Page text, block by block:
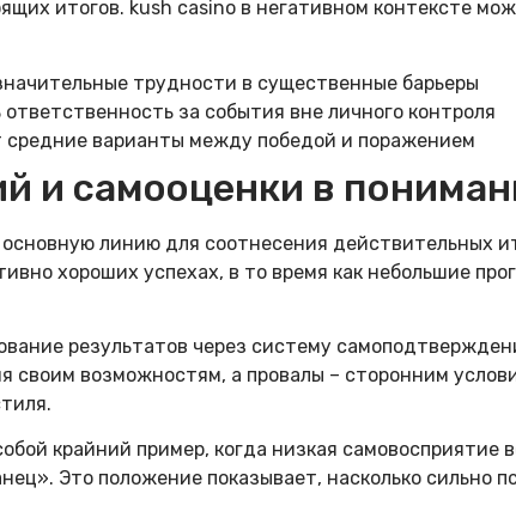
итогов. kush casino в негативном контексте
трудности в существенные барьеры
за события вне личного контроля
варианты между победой и поражением
и самооценки в
линию для соотнесения действительных
хороших успехах, в то время как небольшие
результатов через систему
возможностям, а провалы – сторонним
крайний пример, когда низкая
Это положение показывает, насколько сильно